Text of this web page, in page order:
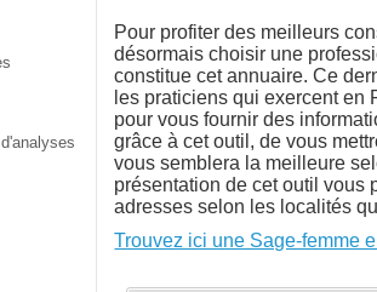
Pour profiter des meilleurs
désormais choisir une
constitue cet annuaire. Ce
les praticiens qui exercent en
pour vous fournir des
grâce à cet outil, de vous
vous semblera la meilleure
présentation de cet outil vous
adresses selon les localités
Trouvez ici une Sage-femme